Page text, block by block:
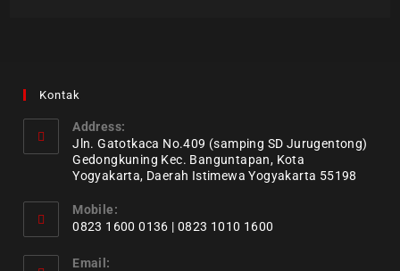
Kontak
Address:
Jln. Gatotkaca No.409 (samping SD Jurugentong)
Gedongkuning Kec. Banguntapan, Kota
Yogyakarta, Daerah Istimewa Yogyakarta 55198
Mobile:
0823 1600 0136 | 0823 1010 1600
Email: